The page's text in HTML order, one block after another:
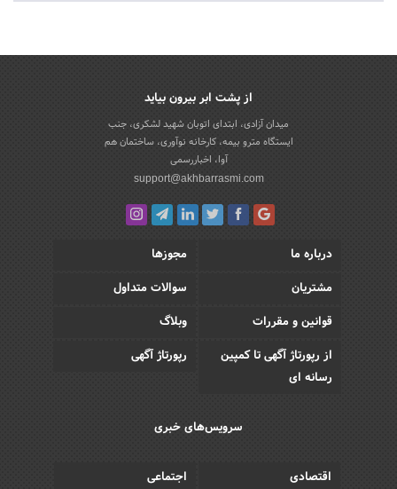
از پشت ابر بیرون بیاید
میدان آزادی، ابتدای اتوبان شهید لشکری، جنب
ایستگاه مترو بیمه، کارخانه نوآوری، ساختمان هم
آوا، اخباررسمی
support@akhbarrasmi.com
درباره ما
مجوزها
مشتریان
سوالات متداول
قوانین و مقررات
وبلاگ
از رپورتاژ آگهی تا کمپین
رسانه ای
رپورتاژ آگهی
سرویس‌های خبری
اقتصادی اجتماعی